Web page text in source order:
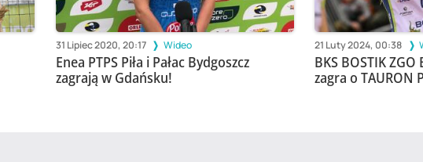
31 Lipiec 2020, 20:17 Wideo
Enea PTPS Piła i Pałac Bydgoszcz
zagrają w Gdańsku!
21 Luty 2024, 00:38
BKS BOSTIK
zagra o TAURON